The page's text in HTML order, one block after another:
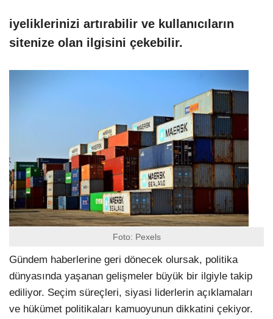
iyeliklerinizi artırabilir ve kullanıcıların
sitenize olan ilgisini çekebilir.
Foto: Pexels
Gündem haberlerine geri dönecek olursak, politika
dünyasında yaşanan gelişmeler büyük bir ilgiyle takip
ediliyor. Seçim süreçleri, siyasi liderlerin açıklamaları
ve hükümet politikaları kamuoyunun dikkatini çekiyor.